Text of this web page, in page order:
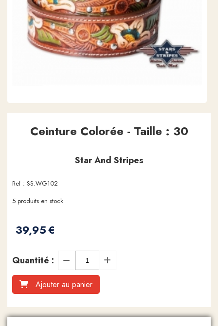
Ceinture Colorée - Taille : 30
Star And Stripes
Ref : SS.WG102
39,95€
5 produits en stock
Quantité :
Ajouter au panier